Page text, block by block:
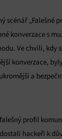
scénář „Falešné
konverzace s
Ve chvíli, kdy
konverzace,
a
profil
hackeři k